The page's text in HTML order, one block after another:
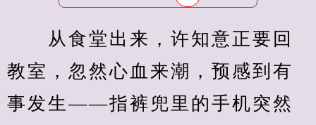
从食堂出来，许知意正要回
教室，忽然心血来潮，预感到有
事发生——指裤兜里的手机突然